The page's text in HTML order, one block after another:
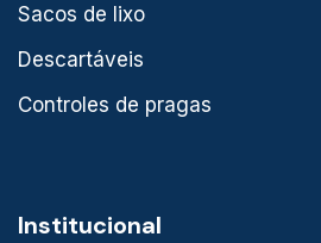
Sacos de lixo
Descartáveis
Controles de pragas
Institucional